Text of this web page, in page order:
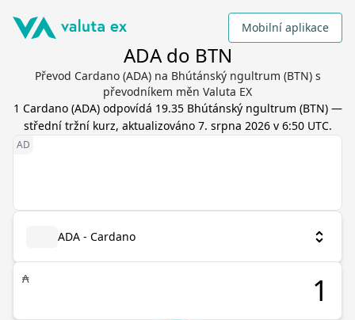
Mobilní aplikace
ADA do BTN
Převod Cardano (ADA) na Bhútánský ngultrum (BTN) s
převodníkem měn Valuta EX
1 Cardano(ADA) odpovídá 19.35 Bhútánský ngultrum (BTN) —
střední tržní kurz, aktualizováno 7. srpna 2026 v 6:50 UTC.
ADA - Cardano
₳